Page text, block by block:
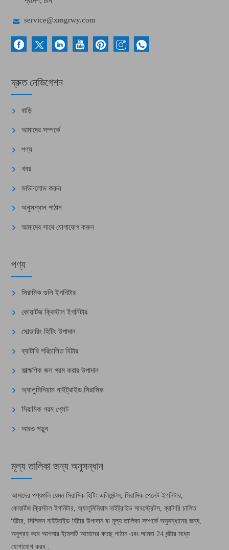
 service@xmgrwy.com
দ্রুত নেভিগেশন
বাড়ি
আমাদের সম্পর্কে
পণ্য
খবর
ডাউনলোড করুন
অনুসন্ধান পাঠান
আমাদের সাথে যোগাযোগ করুন
পণ্য
সিরামিক গুলি ইগনিটার
কোয়ার্টজ ক্রিস্টাল ইগনিটার
সোল্ডারিং হিটিং উপাদান
ব্যাটারি পরিচালিত হিটার
তাত্ক্ষণিক জল গরম করার উপাদান
অ্যালুমিনিয়াম নাইট্রাইড সিরামিক
সিরামিক গরম প্লেট
আরও পড়ুন
মূল্য তালিকা জন্য অনুসন্ধান
আমাদের পণ্যগুলি যেমন সিরামিক হিটিং এলিমেন্টস, সিরামিক পেলেট ইগনিটার,
কোয়ার্টজ ক্রিস্টাল ইগনিটার, অ্যালুমিনিয়াম নাইট্রাইড সাবস্ট্রেটস, ব্যাটারি চালিত
হিটার, সিলিকন নাইট্রাইড হিটার উপাদান বা মূল্য তালিকা সম্পর্কে অনুসন্ধানের জন্য,
অনুগ্রহ করে আপনার ইমেলটি আমাদের কাছে পাঠান এবং আমরা 24 ঘন্টার মধ্যে
যোগাযোগ করব .